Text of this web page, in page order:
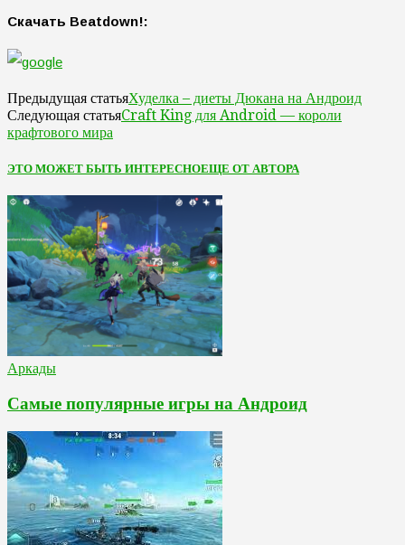
Скачать Beatdown!:
Предыдущая статьяХуделка – диеты Дюкана на Андроид
Следующая статьяCraft King для Android — короли
крафтового мира
ЭТО МОЖЕТ БЫТЬ ИНТЕРЕСНОЕЩЕ ОТ АВТОРА
Аркады
Самые популярные игры на Андроид